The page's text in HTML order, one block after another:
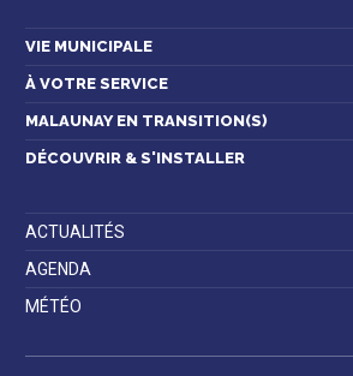
VIE MUNICIPALE
À VOTRE SERVICE
MALAUNAY EN TRANSITION(S)
DÉCOUVRIR & S'INSTALLER
ACTUALITÉS
AGENDA
MÉTÉO